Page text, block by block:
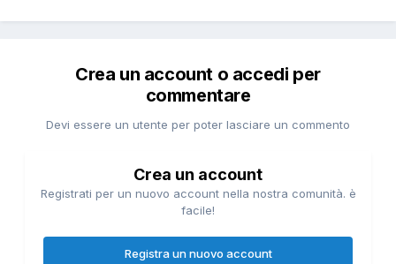
Crea un account o accedi per
commentare
Devi essere un utente per poter lasciare un commento
Crea un account
Registrati per un nuovo account nella nostra comunità. è
facile!
Registra un nuovo account